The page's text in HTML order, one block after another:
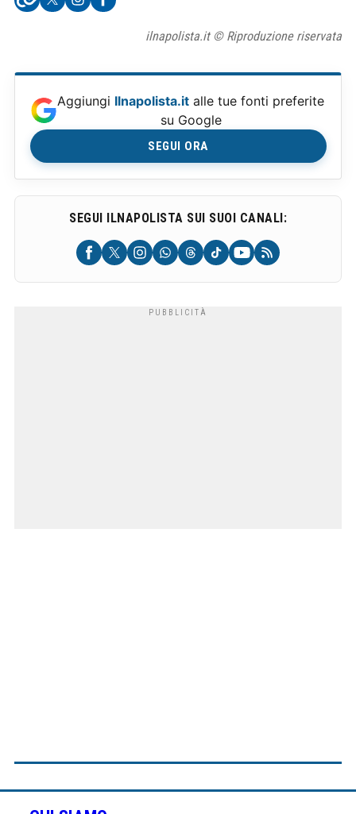
ilnapolista.it © Riproduzione riservata
Aggiungi Ilnapolista.it alle tue fonti preferite
su Google
SEGUI ORA
SEGUI ILNAPOLISTA SUI SUOI CANALI: